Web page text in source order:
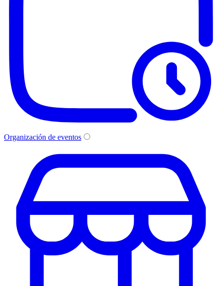
Organización de eventos